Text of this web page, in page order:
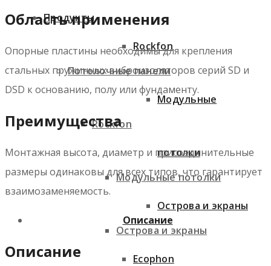
Продукты
Потолочные панели
Rockfon
Модульные потолки
Острова и экраны
Rockfon
Модульные
потолки
Острова и экраны
Ecophon
Область применения
Опорные пластины необходимы для крепления
стальных пружинных виброизоляторов серий SD и
DSD к основанию, полу или фундаменту.
Преимущества
Монтажная высота, диаметр и присоединительные
размеры одинаковы для всех типов, что гарантирует
взаимозаменяемость.
Описание
Описание